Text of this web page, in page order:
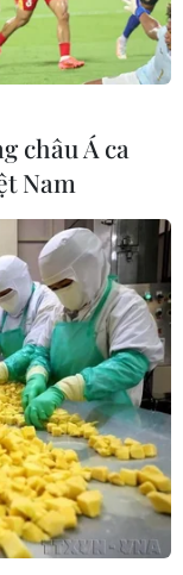
bạch, thu
Phòng chủ
lọc, phấn đấu
USD.
châu Á ca
Nam